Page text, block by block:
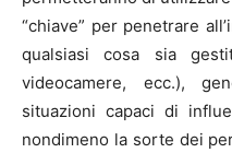
“chiave” per penetrare
qualsiasi cosa sia
videocamere, ecc.),
situazioni capaci di
nondimeno la sorte dei